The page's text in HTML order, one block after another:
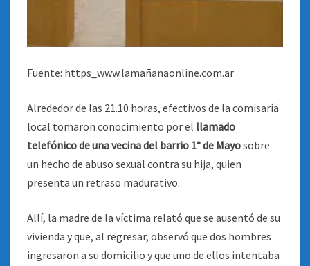
Fuente: https_www.lamañanaonline.com.ar
Alrededor de las 21.10 horas, efectivos de la comisaría
local tomaron conocimiento por el llamado
telefónico de una vecina del barrio 1° de Mayosobre
un hecho de abuso sexual contra su hija, quien
presenta un retraso madurativo.
Allí, la madre de la víctima relató que se ausentó de su
vivienda y que, al regresar, observó que dos hombres
ingresaron a su domicilio y que uno de ellos intentaba